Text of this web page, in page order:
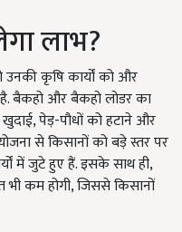
लाभ?
कृषि कार्यों को और
है. बैकहो और बैकहो लोडर का
पेड़-पौधों को हटाने और
से किसानों को बड़े स्तर पर
में जुटे हुए हैं. इसके साथ ही,
भी कम होगी, जिससे किसानों